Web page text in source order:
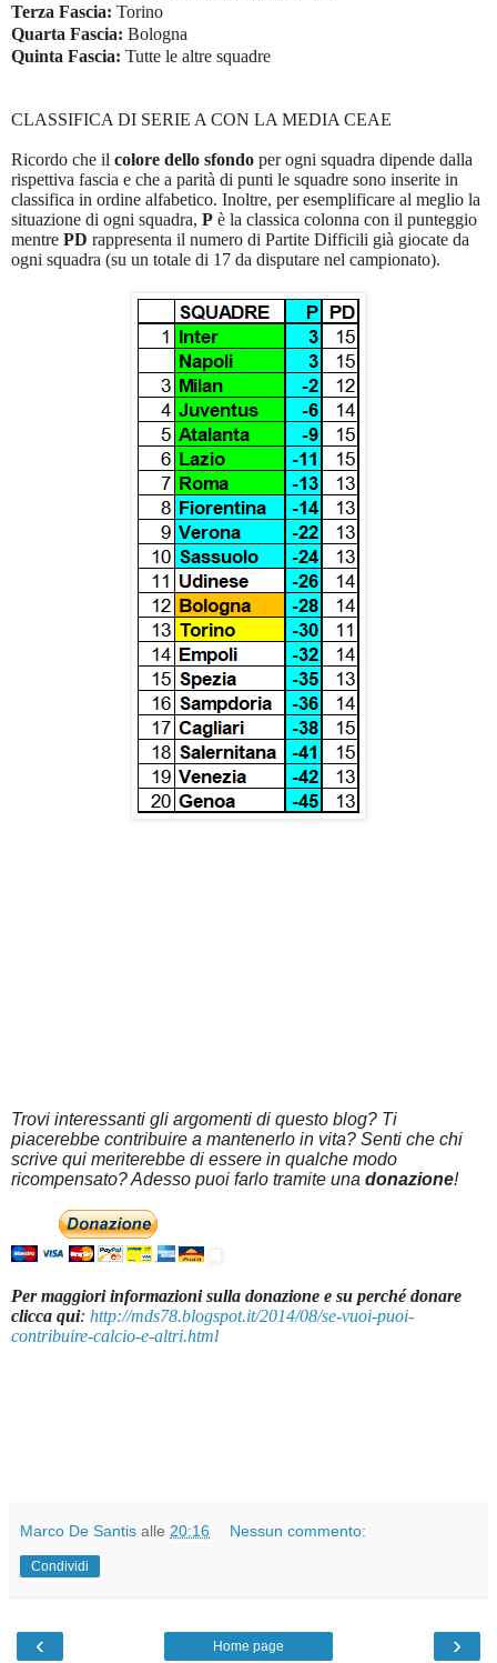
Terza Fascia: Torino
Quarta Fascia: Bologna
Quinta Fascia: Tutte le altre squadre
CLASSIFICA DI SERIE A CON LA MEDIA CEAE
Ricordo che il colore dello sfondo per ogni squadra dipende dalla
rispettiva fascia e che a parità di punti le squadre sono inserite in
classifica in ordine alfabetico. Inoltre, per esemplificare al meglio la
situazione di ogni squadra, P è la classica colonna con il punteggio
mentre PD rappresenta il numero di Partite Difficili già giocate da
ogni squadra (su un totale di 17 da disputare nel campionato).
Trovi interessanti gli argomenti di questo blog? Ti
piacerebbe contribuire a mantenerlo in vita? Senti che chi
scrive qui meriterebbe di essere in qualche modo
ricompensato? Adesso puoi farlo tramite una donazione!
Per maggiori informazioni sulla donazione e su perché donare
clicca qui: http://mds78.blogspot.it/2014/08/se-vuoi-puoi-
contribuire-calcio-e-altri.html
Marco De Santis alle 20:16 Nessun commento:
Condividi
‹ ›
Home page